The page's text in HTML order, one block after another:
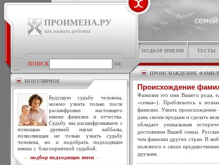
ПРОИМЕНА.РУ
как назвать ребенка
ПОИСК
ПОПУЛЯРНОЕ
Будущую судьбу человека,
можно узнать только после
расшифровки настоящего
имени фамилии и отчества.
Судьбу мы расшифровываем с
помощью древней науки каббалы,
позволяющая не только узнать судьбу
человека, но и подобрать подходящие
имена с благоприятной судьбой.
>> подбор подходящих имен <<
ПОДБОР ИМЕНИ ТЕСТЫ
ПРОИСХОЖДЕНИЕ
Происхождение
Фамилия это имя Вашего рода,
«семья»). Приблизьтесь к
фамилии. Узнать
дань своим предкам и сделать
обладает уникальным
достоянием Вашей семьи.
чем фамилии других стран. В
полезного о своих
друзьям.